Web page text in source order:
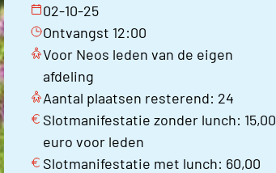
02-10-25
Ontvangst 12:00
Voor Neos leden van de eigen
afdeling
Aantal plaatsen resterend: 24
Slotmanifestatie zonder lunch: 15,00
euro voor leden
Slotmanifestatie met lunch: 60,00